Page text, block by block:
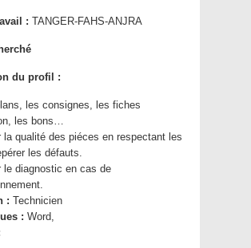
: TANGER-FAHS-ANJRA
du profil :
les consignes, les fiches
les bons…
la qualité des piéces en respectant les
les défauts.
le diagnostic en cas de
: Technicien
: Word,